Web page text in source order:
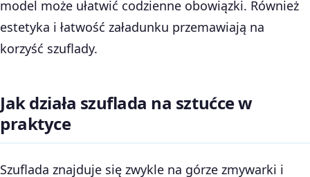
model może ułatwić codzienne obowiązki. Również
estetyka i łatwość załadunku przemawiają na
korzyść szuflady.
Jak działa szuflada na sztućce w
praktyce
Szuflada znajduje się zwykle na górze zmywarki i